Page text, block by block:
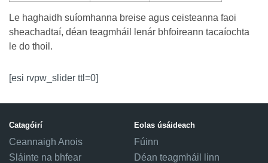
Le haghaidh suíomhanna breise agus ceisteanna faoi
sheachadtaí, déan teagmháil lenár bhfoireann tacaíochta
le do thoil.
[esi rvpw_slider ttl=0]
Catagóirí
Ceannaigh Anois
Sláinte na bhfear
Eolas úsáideach
Fúinn
Déan teagmháil linn